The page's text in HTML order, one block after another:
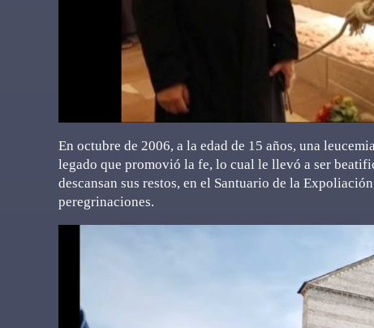
En octubre de 2006, a la edad de 15 años, una
legado que promovió la fe, lo cual le llevó a ser
descansan sus restos, en el Santuario de la
peregrinaciones.